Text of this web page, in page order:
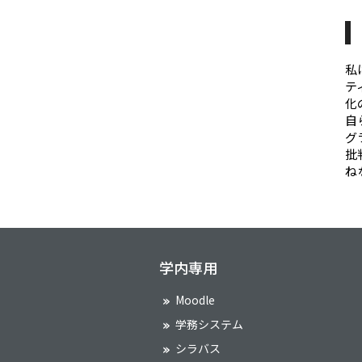
私
テ
化
自
グ
批
ね
学内専用
Moodle
学務システム
シラバス